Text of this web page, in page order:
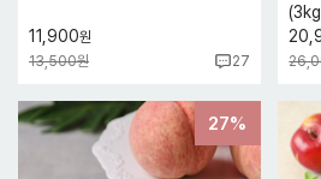
11,900원
13,500원
27
27%